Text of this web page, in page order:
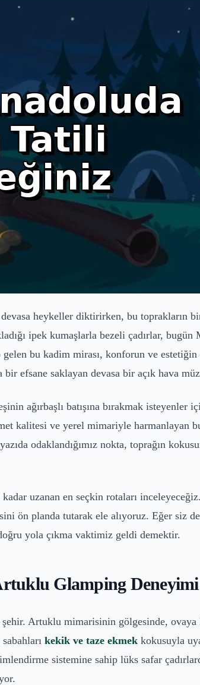
heykeller diktirirken, bu toprakların
ipek kumaşlarla bezeli çadırlar, bugün
bu kadim mirası, konforun ve
efsane saklayan devasa bir açık hava
ağırbaşlı batışına bırakmak isteyenler
kalitesi ve yerel mimariyle harmanlayan
odaklandığımız nokta, toprağın
uzanan en seçkin rotaları
ön planda tutarak ele alıyoruz. Eğer siz de
yola çıkma vaktimiz geldi demektir.
Glamping Deneyimi
Artuklu mimarisinin gölgesinde, ovaya
kekik ve taze ekmek kokusuyla
sistemine sahip lüks safar